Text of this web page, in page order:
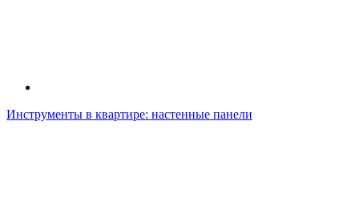
Инструменты в квартире: настенные панели